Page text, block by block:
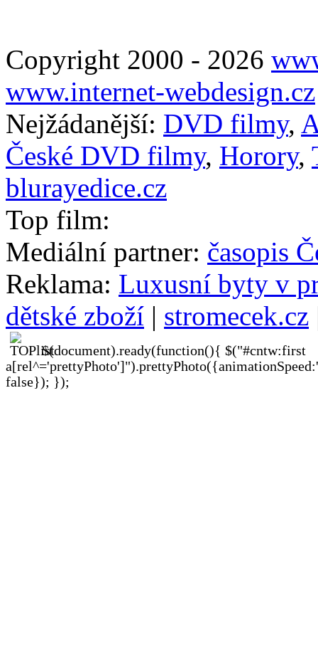
Copyright 2000 - 2026
www.internet-webdesign.cz
Nejžádanější: DVD filmy,
České DVD filmy, Horory,
blurayedice.cz
Top film:
Mediální partner: časopis
Reklama: Luxusní byty v
dětské zboží | stromecek.cz
$(document).ready(function(){ $("#cntw:first
false}); });